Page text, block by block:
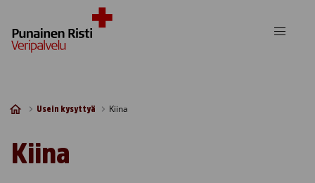
Usein kysyttyä Kiina
Kiina